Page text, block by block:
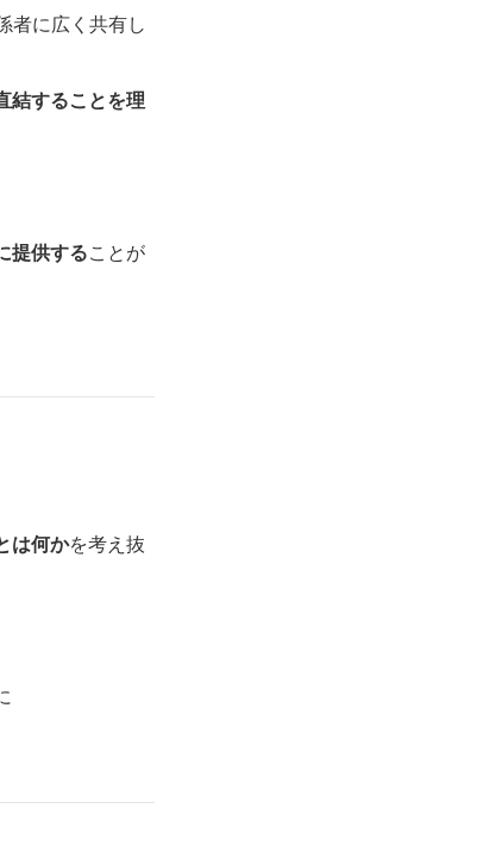
者に広く共有し
結することを理
提供することが
は何かを考え抜